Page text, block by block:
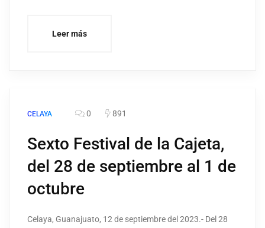
Leer más
CELAYA 0 891
Sexto Festival de la Cajeta,
del 28 de septiembre al 1 de
octubre
Celaya, Guanajuato, 12 de septiembre del 2023.- Del 28